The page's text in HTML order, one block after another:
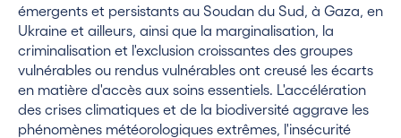
émergents et persistants au Soudan du Sud, à Gaza, en
Ukraine et ailleurs, ainsi que la marginalisation, la
criminalisation et l'exclusion croissantes des groupes
vulnérables ou rendus vulnérables ont creusé les écarts
en matière d'accès aux soins essentiels. L'accélération
des crises climatiques et de la biodiversité aggrave les
phénomènes météorologiques extrêmes, l'insécurité